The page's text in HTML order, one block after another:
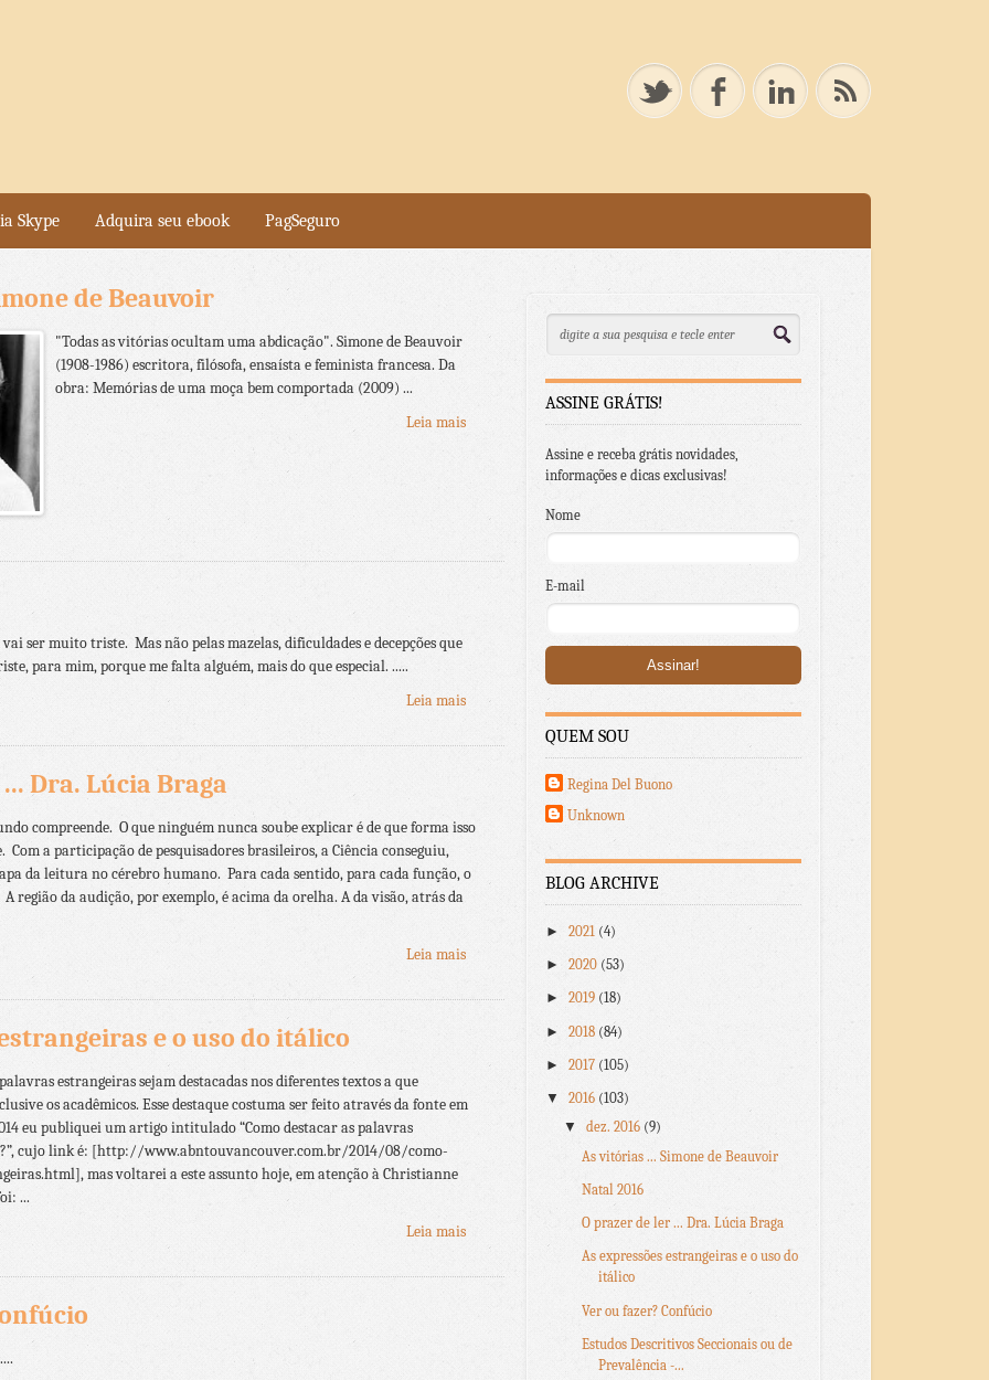
Skype Adquira seu ebook PagSeguro
de Beauvoir
"Todas as vitórias ocultam uma abdicação". Simone de Beauvoir
(1908-1986) escritora, filósofa, ensaísta e feminista francesa. Da
obra: Memórias de uma moça bem comportada (2009) ...
Leia mais
ser muito triste. Mas não pelas mazelas, dificuldades e decepções que
para mim, porque me falta alguém, mais do que especial. .....
Leia mais
Dra. Lúcia Braga
compreende. O que ninguém nunca soube explicar é de que forma isso
Com a participação de pesquisadores brasileiros, a Ciência conseguiu,
da leitura no cérebro humano. Para cada sentido, para cada função, o
região da audição, por exemplo, é acima da orelha. A da visão, atrás da
Leia mais
e o uso do itálico
estrangeiras sejam destacadas nos diferentes textos a que
os acadêmicos. Esse destaque costuma ser feito através da fonte em
eu publiquei um artigo intitulado “Como destacar as palavras
cujo link é: [http://www.abntouvancouver.com.br/2014/08/como-
mas voltarei a este assunto hoje, em atenção à Christianne
...
Leia mais
ASSINE GRÁTIS!
Assine e receba grátis novidades,
informações e dicas exclusivas!
Nome
E-mail
QUEM SOU
Regina Del Buono
Unknown
BLOG ARCHIVE
►2021 (4)
►2020 (53)
►2019 (18)
►2018 (84)
►2017 (105)
▼2016 (103)
▼ dez. 2016 (9)
As vitórias ... Simone de Beauvoir
Natal 2016
O prazer de ler ... Dra. Lúcia Braga
As expressões estrangeiras e o uso do
itálico
Ver ou fazer? Confúcio
Estudos Descritivos Seccionais ou de
Prevalência -...